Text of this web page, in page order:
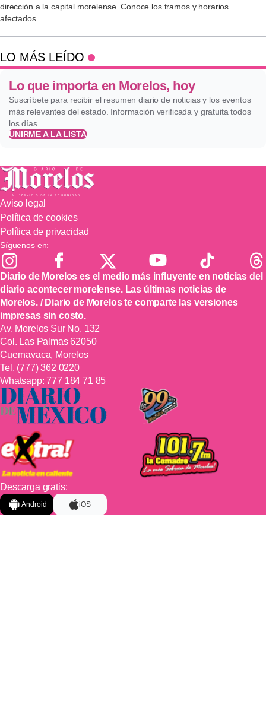
dirección a la capital morelense. Conoce los tramos y horarios
afectados.
LO MÁS LEÍDO
Lo que importa en Morelos, hoy
Suscríbete para recibir el resumen diario de noticias y los eventos
más relevantes del estado. Información verificada y gratuita todos
los días.
UNIRME A LA LISTA
Aviso legal
Política de cookies
Política de privacidad
Síguenos en:
Diario de Morelos es el medio más influyente en noticias del
diario acontecer morelense. Las últimas noticias de
Morelos. / Diario de Morelos te comparte las versiones
impresas sin costo.
Av. Morelos Sur No. 132
Col. Las Palmas 62050
Cuernavaca, Morelos
Tel. (777) 362 0220
Whatsapp:777 184 71 85
Descarga gratis:
Android iOS